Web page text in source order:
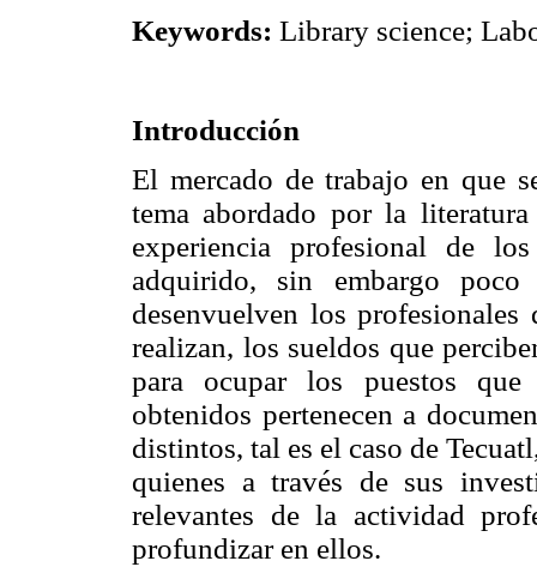
Keywords: Library science;
Introducción
El mercado de trabajo en que
tema abordado por la
experiencia profesional de
adquirido, sin embargo
desenvuelven los
realizan, los sueldos que
para ocupar los puestos que
obtenidos pertenecen a
distintos, tal es el caso de
quienes a través de sus
relevantes de la actividad
profundizar en ellos.